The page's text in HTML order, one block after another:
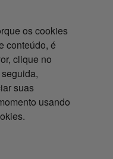
os cookies
conteúdo, é
clique no
suas
usando